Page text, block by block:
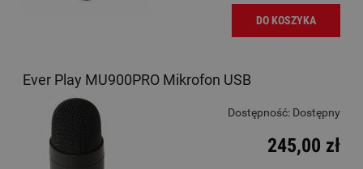
DO KOSZYKA
Ever Play MU900PRO Mikrofon USB
Dostępność: Dostępny
245,00 zł